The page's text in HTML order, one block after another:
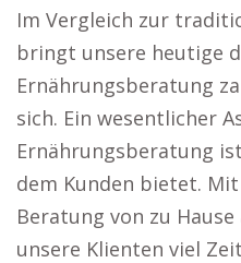
Im Vergleich zur
bringt unsere heutige
Ernährungsberatung
sich. Ein wesentlicher
Ernährungsberatung
dem Kunden bietet.
Beratung von zu
unsere Klienten viel